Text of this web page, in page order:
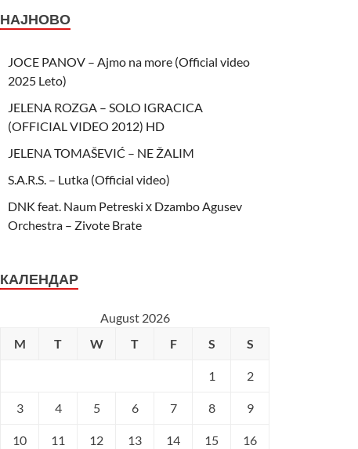
НАЈНОВО
JOCE PANOV – Ajmo na more (Official video
2025 Leto)
JELENA ROZGA – SOLO IGRACICA
(OFFICIAL VIDEO 2012) HD
JELENA TOMAŠEVIĆ – NE ŽALIM
S.A.R.S. – Lutka (Official video)
DNK feat. Naum Petreski х Dzambo Agusev
Orchestra – Zivote Brate
КАЛЕНДАР
August 2026
M
T W T F S S
1 2
3 4 5 6 7 8 9
10 11 12 13 14 15 16